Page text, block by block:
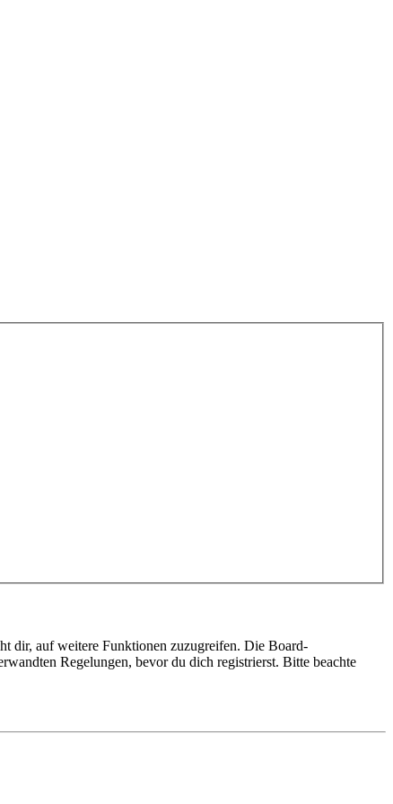
dir, auf weitere Funktionen zuzugreifen. Die Board-
Regelungen, bevor du dich registrierst. Bitte beachte